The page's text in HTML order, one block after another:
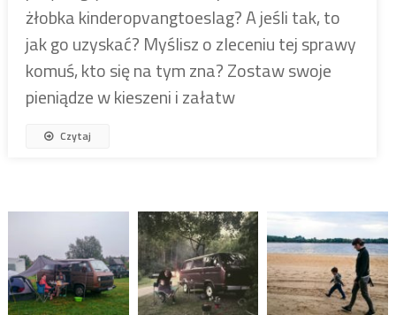
żłobka kinderopvangtoeslag? A jeśli tak, to
jak go uzyskać? Myślisz o zleceniu tej sprawy
komuś, kto się na tym zna? Zostaw swoje
pieniądze w kieszeni i załatw
Czytaj